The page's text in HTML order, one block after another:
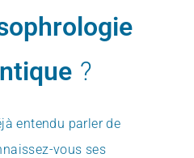
?
entendu parler de
vous ses